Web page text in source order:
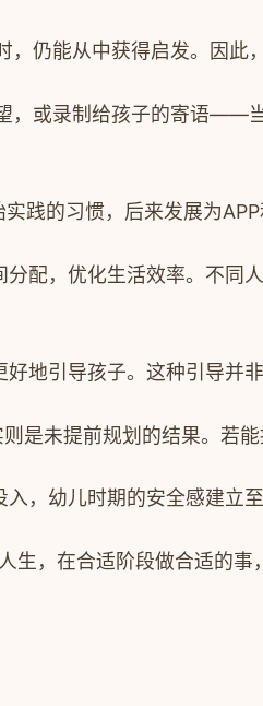
仍能从中获得启发。因此
，或录制给孩子的寄语——
践的习惯，后来发展为
配，优化生活效率。不
地引导孩子。这种引导并
是未提前规划的结果。若
，幼儿时期的安全感建立
生，在合适阶段做合适的事